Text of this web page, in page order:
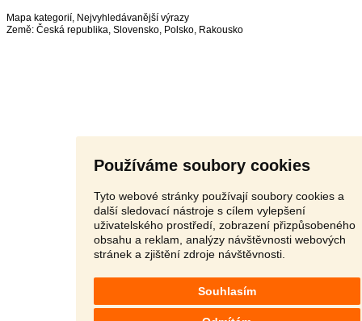
Používáme soubory cookies
Tyto webové stránky používají soubory cookies a
další sledovací nástroje s cílem vylepšení
uživatelského prostředí, zobrazení přizpůsobeného
obsahu a reklam, analýzy návštěvnosti webových
stránek a zjištění zdroje návštěvnosti.
Souhlasím
Mapa kategorií, Nejvyhledávanější výrazy
Země: Česká republika, Slovensko, Polsko, Rakousko